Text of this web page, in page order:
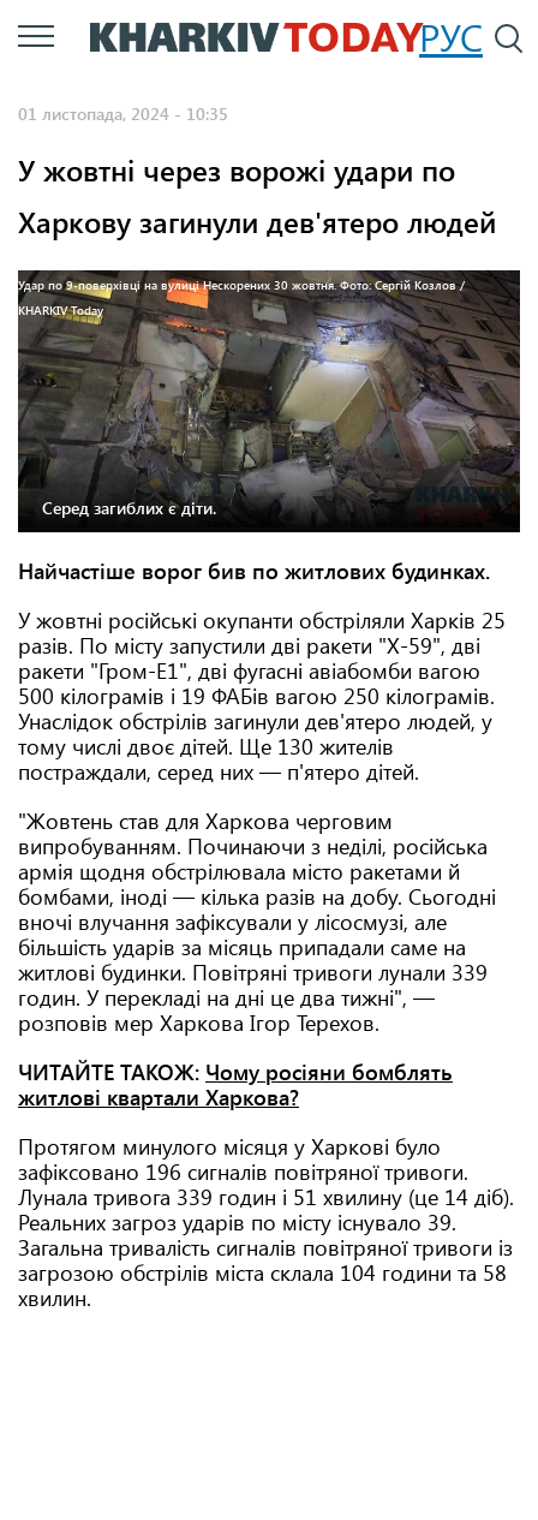
Перейти
до
РУС
01 листопада, 2024 - 10:35
У жовтні через ворожі удари по
Харкову загинули дев'ятеро людей
Удар по 9-поверхівці на вулиці Нескорених 30 жовтня. Фото: Сергій Козлов /
KHARKIV Today
Серед загиблих є діти.
Найчастіше ворог бив по житлових будинках.
У жовтні російські окупанти обстріляли Харків 25
разів. По місту запустили дві ракети "Х-59", дві
ракети "Гром-Е1", дві фугасні авіабомби вагою
500 кілограмів і 19 ФАБів вагою 250 кілограмів.
Унаслідок обстрілів загинули дев'ятеро людей, у
тому числі двоє дітей. Ще 130 жителів
постраждали, серед них — п'ятеро дітей.
"Жовтень став для Харкова черговим
випробуванням. Починаючи з неділі, російська
армія щодня обстрілювала місто ракетами й
бомбами, іноді — кілька разів на добу. Сьогодні
вночі влучання зафіксували у лісосмузі, але
більшість ударів за місяць припадали саме на
житлові будинки. Повітряні тривоги лунали 339
годин. У перекладі на дні це два тижні", —
розповів мер Харкова Ігор Терехов.
ЧИТАЙТЕ ТАКОЖ: Чому росіяни бомблять
житлові квартали Харкова?
Протягом минулого місяця у Харкові було
зафіксовано 196 сигналів повітряної тривоги.
Лунала тривога 339 годин і 51 хвилину (це 14 діб).
Реальних загроз ударів по місту існувало 39.
Загальна тривалість сигналів повітряної тривоги із
загрозою обстрілів міста склала 104 години та 58
хвилин.